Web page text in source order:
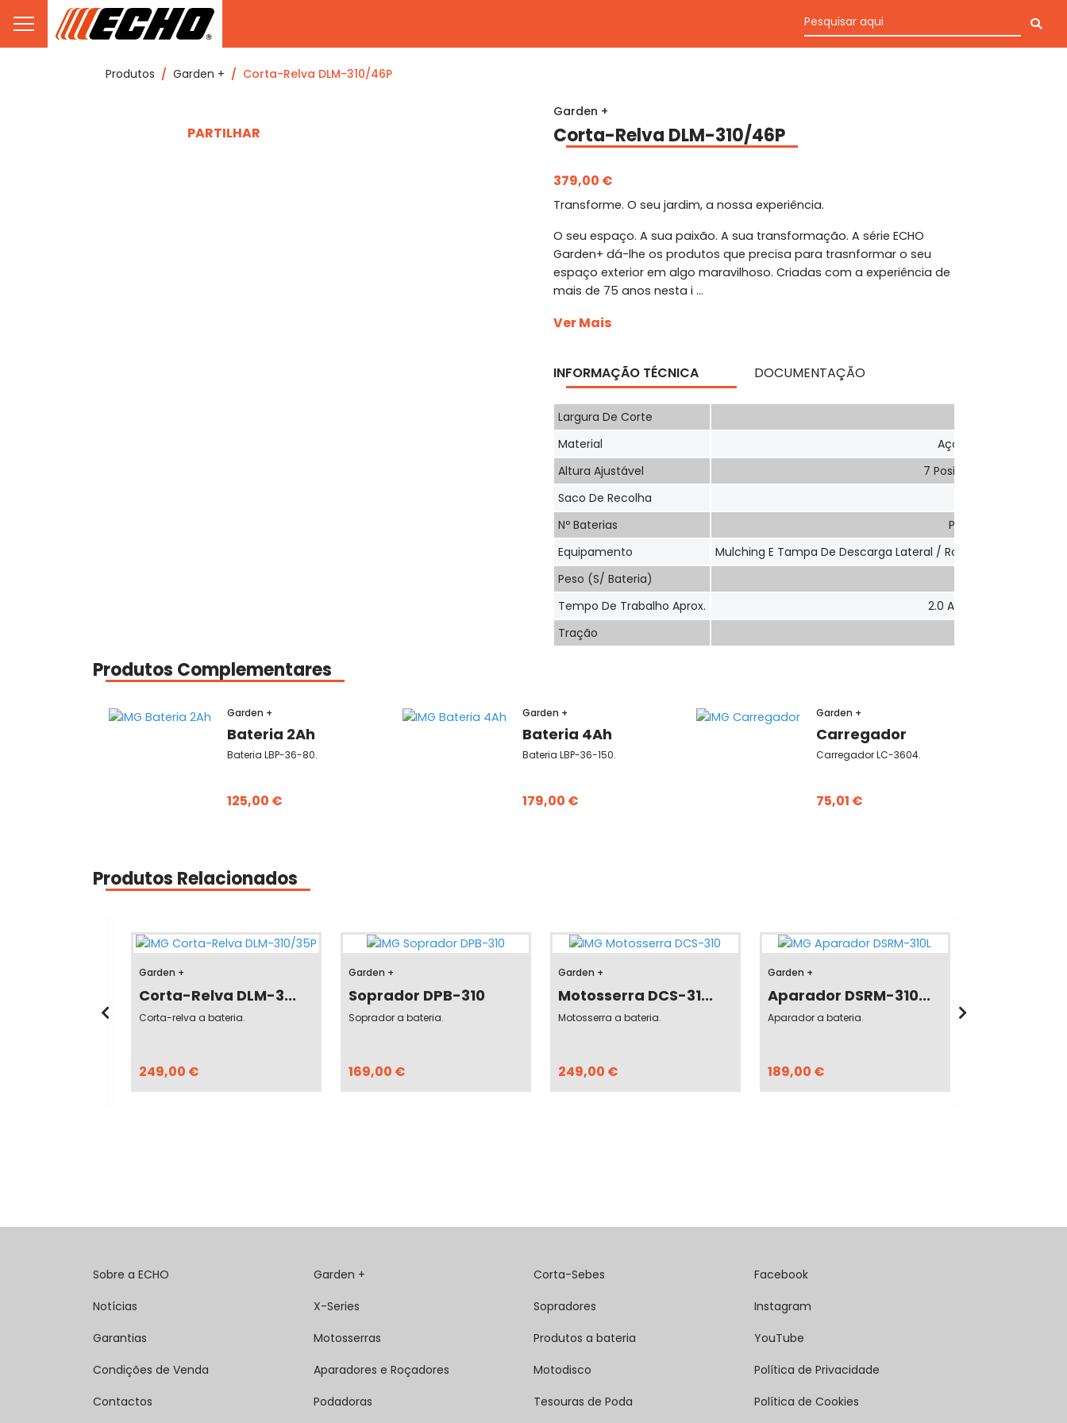
Produtos Garden + Corta-Relva DLM-310/46P
PARTILHAR
Garden +
Corta-Relva DLM-310/46P
379,00 €
Transforme. O seu jardim, a nossa experiência.
O seu espaço. A sua paixão. A sua transformação. A série ECHO
Garden+ dá-lhe os produtos que precisa para trasnformar o seu
espaço exterior em algo maravilhoso. Criadas com a experiência de
mais de 75 anos nesta i ...
Ver Mais
INFORMAÇÃO TÉCNICA DOCUMENTAÇÃO
Largura De Corte
Material
Aço (contra A
Altura Ajustável
7 Posições, Desde 25 A
Saco De Recolha
Nº Baterias
Pode Levar 2 Baterias
Equipamento
Mulching E Tampa De Descarga Lateral / Rodas De Grande
Peso (s/ Bateria)
Tempo De Trabalho Aprox.
2.0 Ah 23 Min / 4.0 Ah 45
Tração
Produtos Complementares
Garden +
Bateria 2Ah
Bateria LBP-36-80.
125,00 €
Garden +
Bateria 4Ah
Bateria LBP-36-150.
179,00 €
Garden +
Carregador
Carregador LC-3604.
75,01 €
Produtos Relacionados
Garden +
Corta-Relva DLM-3...
Corta-relva a bateria.
249,00 €
Garden +
Soprador DPB-310
Soprador a bateria.
169,00 €
Garden +
Motosserra DCS-31...
Motosserra a bateria.
249,00 €
Garden +
Aparador DSRM-310...
Aparador a bateria.
189,00 €
Sobre a ECHO
Notícias
Garantias
Condições de Venda
Contactos
Garden +
X-Series
Motosserras
Aparadores e Roçadores
Podadoras
Corta-Sebes
Sopradores
Produtos a bateria
Motodisco
Tesouras de Poda
Facebook
Instagram
YouTube
Política de Privacidade
Política de Cookies